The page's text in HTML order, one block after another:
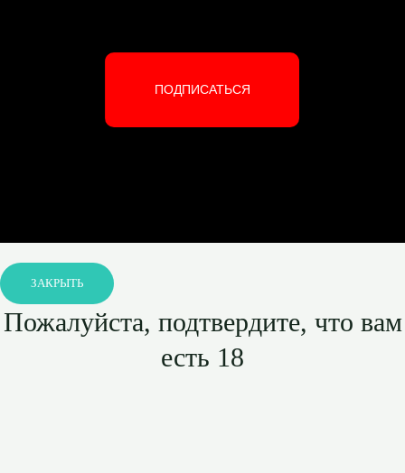
ПОДПИСАТЬСЯ
ЗАКРЫТЬ
Пожалуйста, подтвердите, что вам
есть 18